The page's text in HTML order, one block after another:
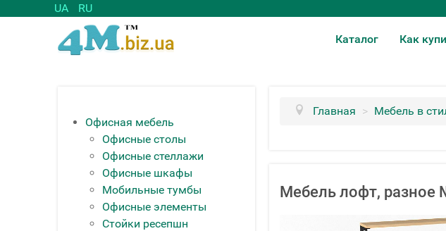
UA RU
Каталог Как
Офисная мебель
Офисные столы
Офисные стеллажи
Офисные шкафы
Мобильные тумбы
Офисные элементы
Стойки ресепшн
Главная > Мебель в
Мебель лофт, разное